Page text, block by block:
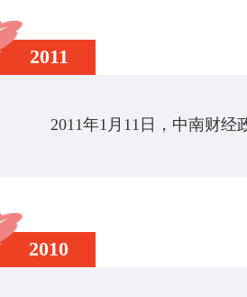
2011
2010